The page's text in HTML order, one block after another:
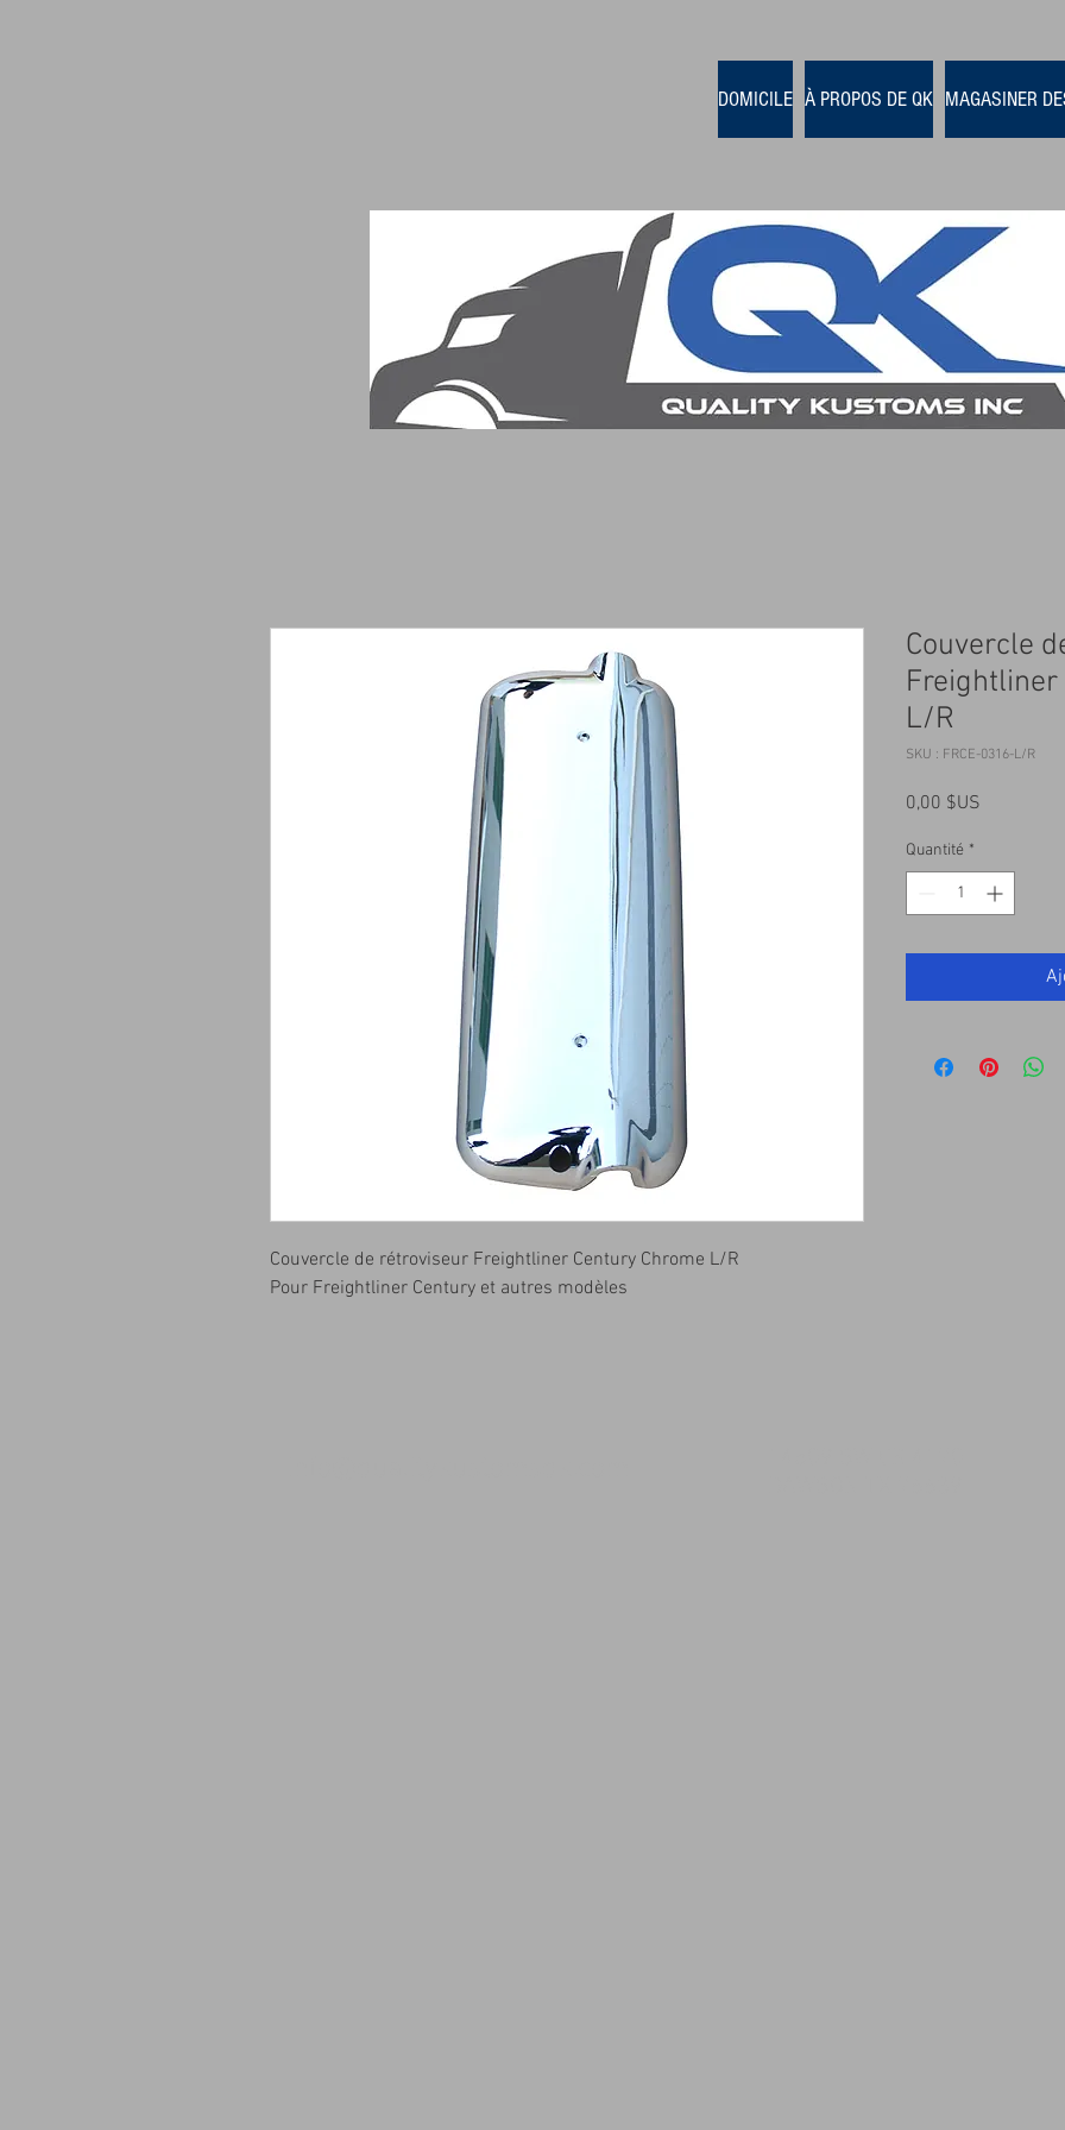
DOMICILE À PROPOS DE QK MAGASINER
Couvercle de rétroviseur Freightliner Century Chrome L/R
Pour Freightliner Century et autres modèles
Couvercle
Freightliner
L/R
SKU : FRCE-0316-L/R
0,00 $US
Quantité *